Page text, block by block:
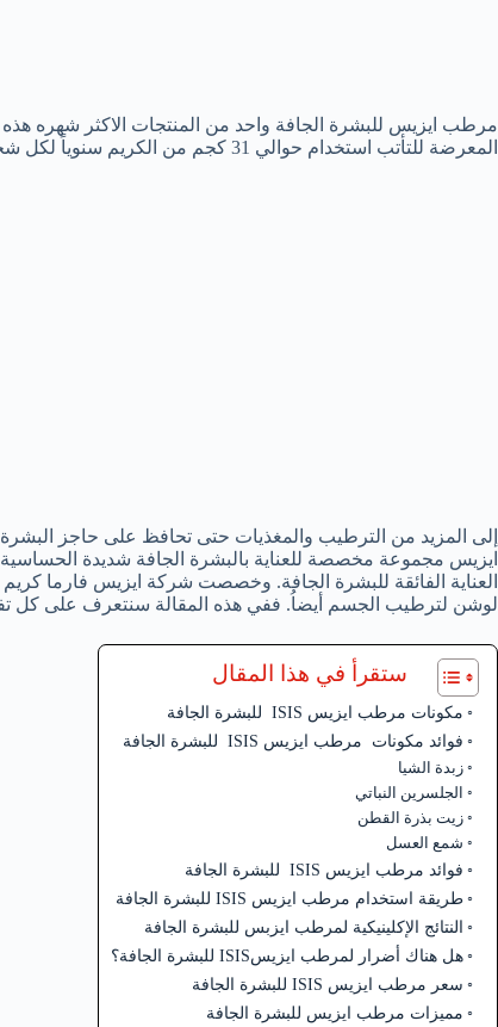
مرطب ايزيس للبشرة الجافة واحد من المنتجات الاكثر شهره هذه
المعرضة للتأتب استخدام حوالي 31 كجم من الكريم سنوياً لكل شخص بالغ؟ حيث تحتاج
إلى المزيد من الترطيب والمغذيات حتى تحافظ على حاجز
لوشن لترطيب الجسم أيضاُ. ففي هذه المقالة سنتعرف على كل
ستقرأ في هذا المقال
مكونات مرطب ايزيس ISIS للبشرة الجافة
فوائد مكونات مرطب ايزيس ISIS للبشرة الجافة
زبدة الشيا
الجلسرين النباتي
زيت بذرة القطن
شمع العسل
فوائد مرطب ايزيس ISIS للبشرة الجافة
طريقة استخدام مرطب ايزيس ISIS للبشرة الجافة
النتائج الإكلينيكية لمرطب ايزبس للبشرة الجافة
هل هناك أضرار لمرطب ايزيسISIS للبشرة الجافة؟
سعر مرطب ايزيس ISIS للبشرة الجافة
مميزات مرطب ايزيس للبشرة الجافة